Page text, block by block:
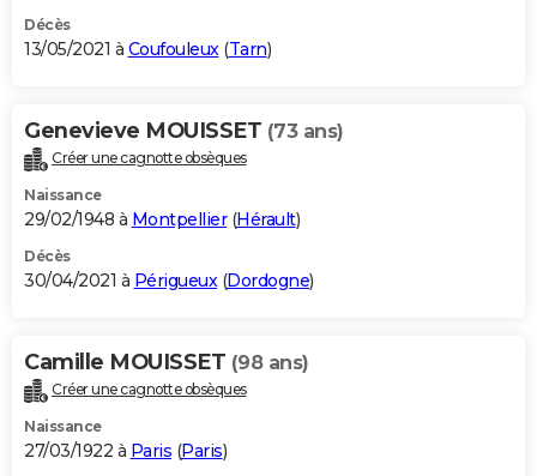
Décès
13/05/2021 à Coufouleux(Tarn)
Genevieve MOUISSET (73 ans)
Créer une cagnotte obsèques
Naissance
29/02/1948 à Montpellier(Hérault)
Décès
30/04/2021 à Périgueux(Dordogne)
Camille MOUISSET (98 ans)
Créer une cagnotte obsèques
Naissance
27/03/1922 à Paris (Paris)